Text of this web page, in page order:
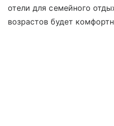
отели для семейного
возрастов будет